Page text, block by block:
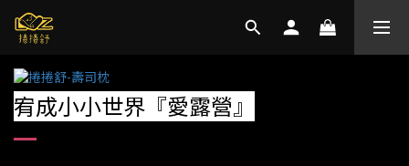
宥成小小世界『愛露營』